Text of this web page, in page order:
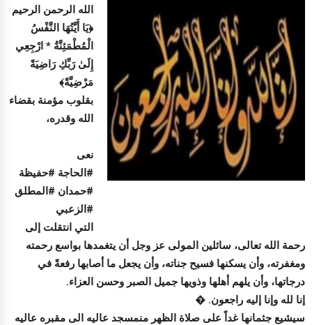
الله الرحمن الرحيم
﴿يَا أَيَّتُهَا النَّفْسُ
الْمُطْمَئِنَّةُ * ارْجِعِي
إِلَىٰ رَبِّكِ رَاضِيَةً
مَرْضِيَّةً﴾
بقلوب مؤمنة بقضاء
الله وقدره،
نعى
#الحاجة #حفيظة
#حمدان #المطلق
#الزعبي
التي انتقلت إلى
رحمة الله تعالى، سائلين المولى عز وجل أن يتغمدها بواسع رحمته
ومغفرته، وأن يسكنها فسيح جناته، وأن يجعل ما أصابها رفعةً في
درجاتها، وأن يلهم أهلها وذويها جميل الصبر وحسن العزاء.
إنا لله وإنا إليه راجعون. �
سيشيع جثمانها غداً على صلاة الظهر منمسجد عاليه الى مقبره عاليه